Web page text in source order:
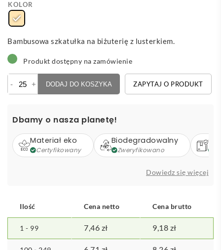
KOLOR
Bambusowa szkatułka na biżuterię z lusterkiem.
Produkt dostępny na zamówienie
-
Gonzalex
na
biżuterię
+ DODAJ DO KOSZYKA ZAPYTAJ O PRODUKT
Dbamy o nasza planetę!
Materiał eko
Certyfikowany
Biodegradowalny
Zweryfikowano
Dowiedz się więcej
Ilość Cena netto Cena brutto
1 - 99 7,46 zł 9,18 zł